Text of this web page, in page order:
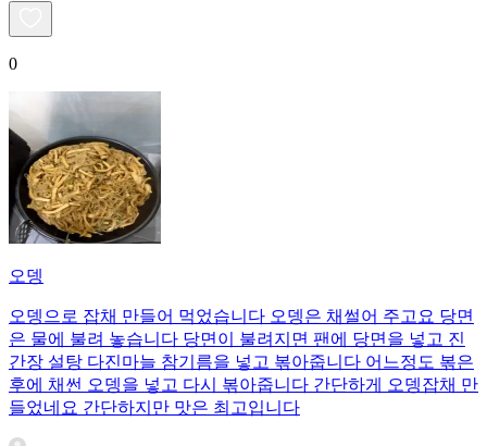
0
오뎅
오뎅으로 잡채 만들어 먹었습니다 오뎅은 채썰어 주고요 당면
은 물에 불려 놓습니다 당면이 불려지면 팬에 당면을 넣고 진
간장 설탕 다진마늘 참기름을 넣고 볶아줍니다 어느정도 볶은
후에 채썬 오뎅을 넣고 다시 볶아줍니다 간단하게 오뎅잡채 만
들었네요 간단하지만 맛은 최고입니다